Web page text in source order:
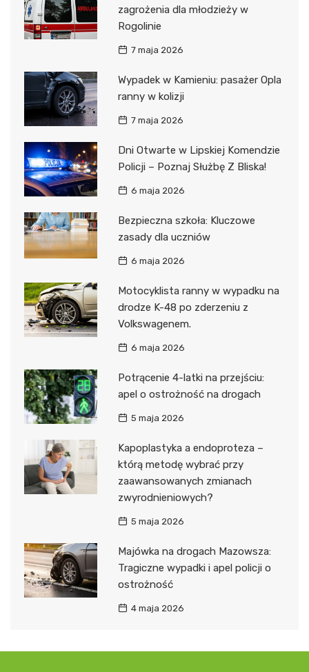
zagrożenia dla młodzieży w
Rogolinie
7 maja 2026
Wypadek w Kamieniu: pasażer Opla
ranny w kolizji
7 maja 2026
Dni Otwarte w Lipskiej Komendzie
Policji – Poznaj Służbę Z Bliska!
6 maja 2026
Bezpieczna szkoła: Kluczowe
zasady dla uczniów
6 maja 2026
Motocyklista ranny w wypadku na
drodze K-48 po zderzeniu z
Volkswagenem.
6 maja 2026
Potrącenie 4-latki na przejściu:
apel o ostrożność na drogach
5 maja 2026
Kapoplastyka a endoproteza –
którą metodę wybrać przy
zaawansowanych zmianach
zwyrodnieniowych?
5 maja 2026
Majówka na drogach Mazowsza:
Tragiczne wypadki i apel policji o
ostrożność
4 maja 2026